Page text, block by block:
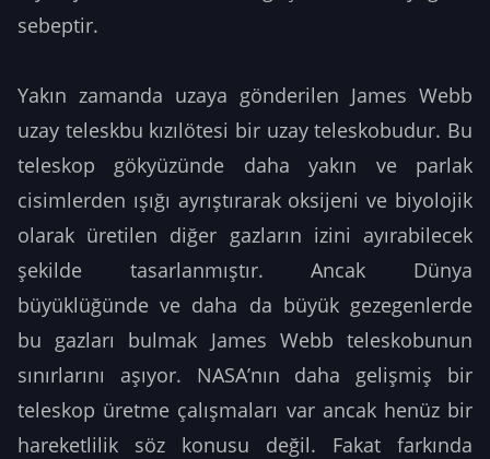
sebeptir.
Yakın zamanda uzaya gönderilen James Webb
uzay teleskbu kızılötesi bir uzay teleskobudur. Bu
teleskop gökyüzünde daha yakın ve parlak
cisimlerden ışığı ayrıştırarak oksijeni ve biyolojik
olarak üretilen diğer gazların izini ayırabilecek
şekilde tasarlanmıştır. Ancak Dünya
büyüklüğünde ve daha da büyük gezegenlerde
bu gazları bulmak James Webb teleskobunun
sınırlarını aşıyor. NASA’nın daha gelişmiş bir
teleskop üretme çalışmaları var ancak henüz bir
hareketlilik söz konusu değil. Fakat farkında